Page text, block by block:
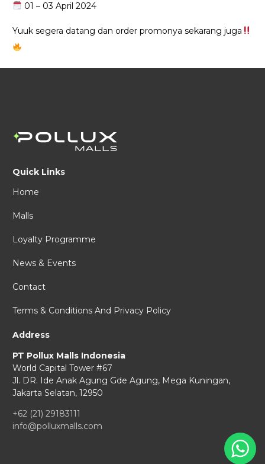
01 – 03 April 2024
Yuuk segera datang dan order promonya sekarang juga
Quick Links
Home
Malls
Loyalty Programme
News & Events
Contact
Terms & Conditions And Privacy Policy
Address
PT Pollux Malls Indonesia
World Capital Tower #67
Jl. DR. Ide Anak Agung Gde Agung, Mega Kuningan,
Jakarta Selatan, 12950
+62 (21) 29183111
info@polluxmalls.com